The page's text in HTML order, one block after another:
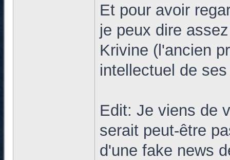
Et pour avoir
je peux dire
Krivine (l'ancien
intellectuel de
Edit: Je viens de
serait peut-être
d'une fake news